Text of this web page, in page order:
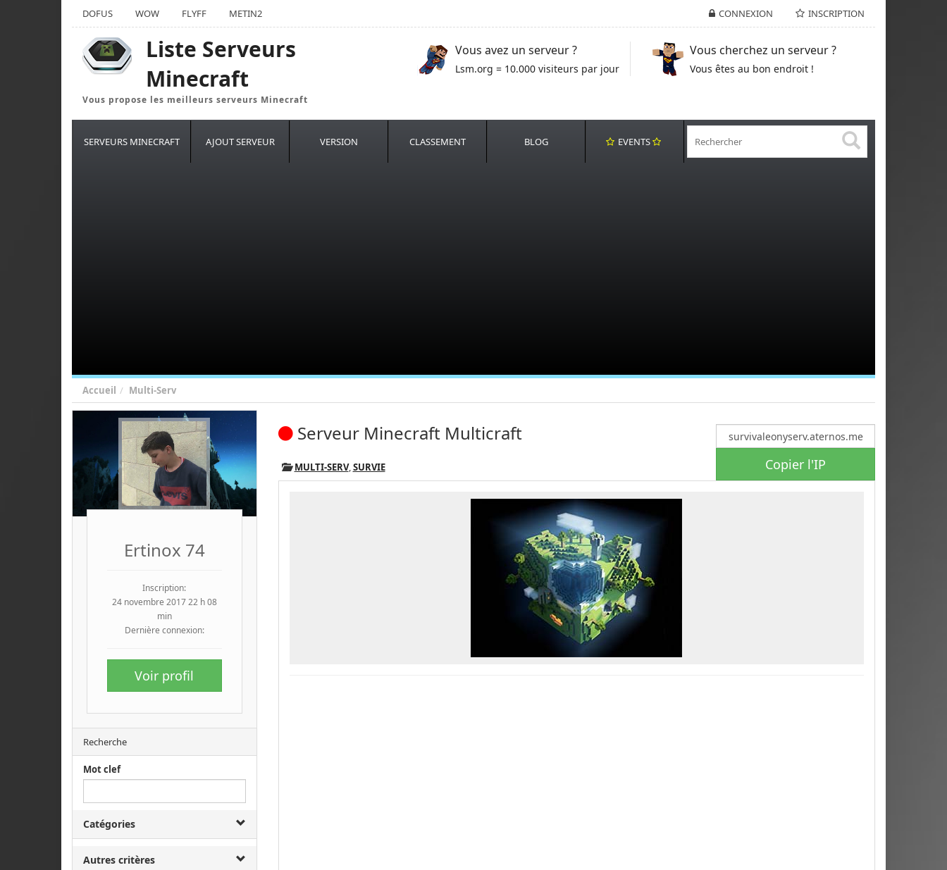
CONNEXION INSCRIPTION
DOFUS WOW FLYFF METIN2
Liste Serveurs
Minecraft
Vous propose les meilleurs serveurs Minecraft
Vous avez un serveur ?
Lsm.org = 10.000 visiteurs par jour
Vous cherchez un serveur ?
Vous êtes au bon endroit !
SERVEURS MINECRAFT AJOUT SERVEUR VERSION CLASSEMENT BLOG EVENTS
Accueil Multi-Serv
Ertinox 74
Inscription:
24 novembre 2017 22 h 08
min
Dernière connexion:
Voir profil
Recherche
Mot clef
Catégories
Autres critères
Copier l'IP
Serveur Minecraft Multicraft
MULTI-SERV,SURVIE